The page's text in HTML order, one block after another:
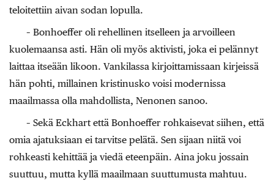
teloitettiin aivan sodan lopulla.
– Bonhoeffer oli rehellinen itselleen ja arvoilleen
kuolemaansa asti. Hän oli myös aktivisti, joka ei pelännyt
laittaa itseään likoon. Vankilassa kirjoittamissaan kirjeissä
hän pohti, millainen kristinusko voisi modernissa
maailmassa olla mahdollista, Nenonen sanoo.
– Sekä Eckhart että Bonhoeffer rohkaisevat siihen, että
omia ajatuksiaan ei tarvitse pelätä. Sen sijaan niitä voi
rohkeasti kehittää ja viedä eteenpäin. Aina joku jossain
suuttuu, mutta kyllä maailmaan suuttumusta mahtuu.